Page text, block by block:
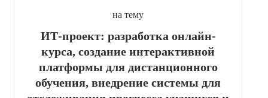
на тему
ИТ-проект: разработка онлайн-
курса, создание интерактивной
платформы для дистанционного
обучения, внедрение системы для